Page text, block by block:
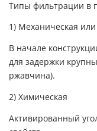
Типы фильтрации в
1) Механическая или
В начале
для задержки
ржавчина).
2) Химическая
Активированный